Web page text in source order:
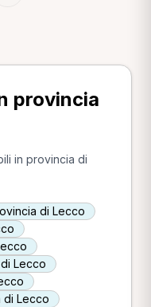
provincia
in provincia di
di Lecco
Lecco
di Lecco